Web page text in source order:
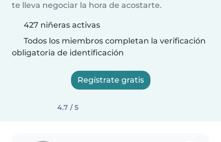
te lleva negociar la hora de acostarte.
427 niñeras activas
Todos los miembros completan la verificación
obligatoria de identificación
Regístrate gratis
4.7 / 5